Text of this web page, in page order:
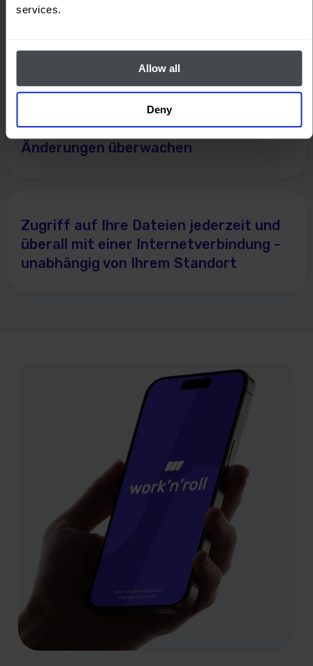
services.
Allow all
Deny
Finden Sie schnell die benötigten
Suchsystem in der App
Dokumentversionen verfolgen und alle
Änderungen überwachen
Zugriff auf Ihre Dateien jederzeit und
überall mit einer Internetverbindung -
unabhängig von Ihrem Standort